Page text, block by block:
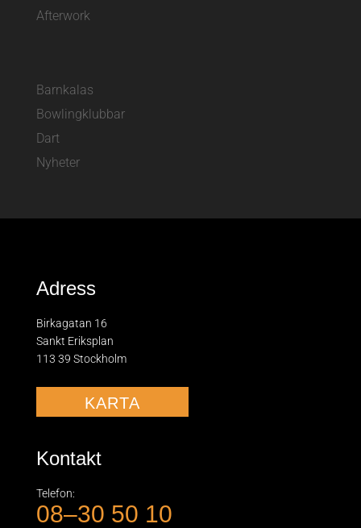
Afterwork
Barnkalas
Bowlingklubbar
Dart
Nyheter
Adress
Birkagatan 16
Sankt Eriksplan
113 39 Stockholm
KARTA
Kontakt
Telefon:
08–30 50 10